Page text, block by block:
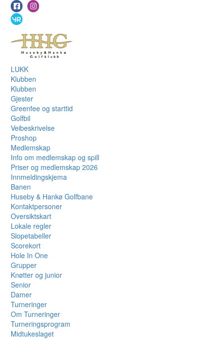
LUKK
Klubben
Klubben
Gjester
Greenfee og starttid
Golfbil
Veibeskrivelse
Proshop
Medlemskap
Info om medlemskap og spill
Priser og medlemskap 2026
Innmeldingskjema
Banen
Huseby & Hankø Golfbane
Kontaktpersoner
Oversiktskart
Lokale regler
Slopetabeller
Scorekort
Hole In One
Grupper
Knøtter og junior
Senior
Damer
Turneringer
Om Turneringer
Turneringsprogram
Midtukeslaget